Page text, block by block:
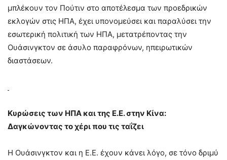
μπλέκουν τον Πούτιν στο αποτέλεσμα των προεδρικών
εκλογών στις ΗΠΑ, έχει υπονομεύσει και παραλύσει την
εσωτερική πολιτική των ΗΠΑ, μετατρέποντας την
Ουάσινγκτον σε άσυλο παραφρόνων, ηπειρωτικών
διαστάσεων.
Κυρώσεις των ΗΠΑ και της Ε.Ε. στην Κίνα:
Δαγκώνοντας το χέρι που τις ταΐζει
Η Ουάσινγκτον και η Ε.Ε. έχουν κάνει λόγο, σε τόνο δριμύ